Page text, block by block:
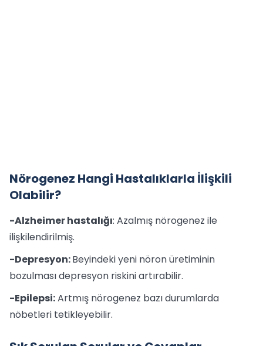
Nörogenez Hangi Hastalıklarla İlişkili
Olabilir?
-Alzheimer hastalığı: Azalmış nörogenez ile
ilişkilendirilmiş.
-Depresyon:Beyindeki yeni nöron üretiminin
bozulması depresyon riskini artırabilir.
-Epilepsi:Artmış nörogenez bazı durumlarda
nöbetleri tetikleyebilir.